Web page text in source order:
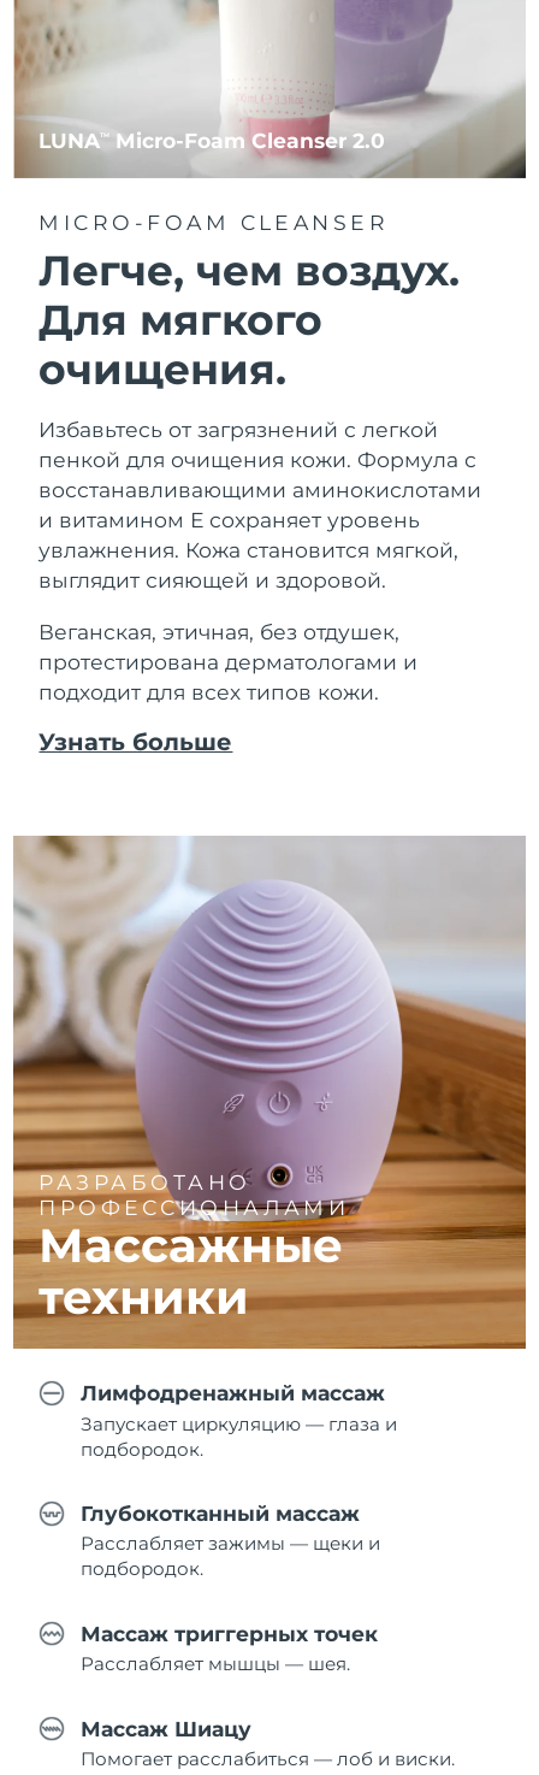
LUNATM Micro-Foam Cleanser 2.0
MICRO-FOAM CLEANSER
Легче, чем воздух.
Для мягкого
очищения.
Избавьтесь от загрязнений с легкой
пенкой для очищения кожи. Формула с
восстанавливающими аминокислотами
и витамином Е сохраняет уровень
увлажнения. Кожа становится мягкой,
выглядит сияющей и здоровой.
Веганская, этичная, без отдушек,
протестирована дерматологами и
подходит для всех типов кожи.
Узнать больше
РАЗРАБОТАНО
ПРОФЕССИОНАЛАМИ
Массажные
техники
Лимфодренажный массаж
Запускает циркуляцию — глаза и
подбородок.
Глубокотканный массаж
Расслабляет зажимы — щеки и
подбородок.
Массаж триггерных точек
Расслабляет мышцы — шея.
Массаж Шиацу
Помогает расслабиться — лоб и виски.